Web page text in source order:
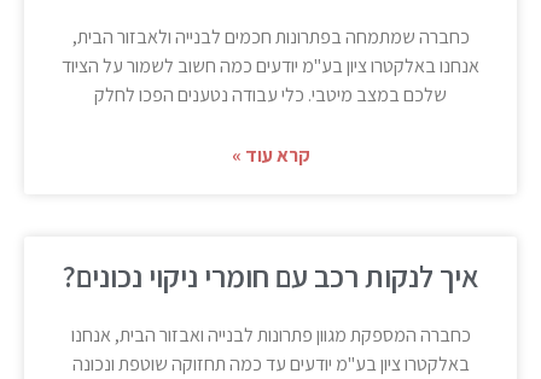
כחברה שמתמחה בפתרונות חכמים לבנייה ולאבזור הבית,
אנחנו באלקטרו ציון בע"מ יודעים כמה חשוב לשמור על הציוד
שלכם במצב מיטבי. כלי עבודה נטענים הפכו לחלק
קרא עוד »
איך לנקות רכב עם חומרי ניקוי נכונים?
כחברה המספקת מגוון פתרונות לבנייה ואבזור הבית, אנחנו
באלקטרו ציון בע"מ יודעים עד כמה תחזוקה שוטפת ונכונה